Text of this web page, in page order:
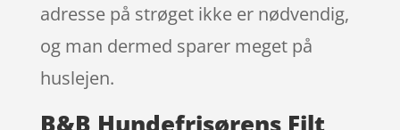
adresse på strøget ikke er nødvendig,
og man dermed sparer meget på
huslejen.
B&B Hundefrisørens Filt